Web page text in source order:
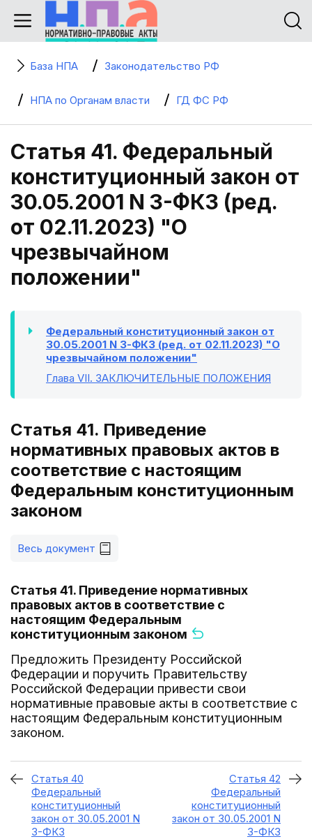
База НПА Законодательство РФ
НПА по Органам власти ГД ФС РФ
Статья 41. Федеральный
конституционный закон от
30.05.2001 N 3-ФКЗ (ред.
от 02.11.2023) "О
чрезвычайном
положении"
Федеральный конституционный закон от
30.05.2001 N 3-ФКЗ (ред. от 02.11.2023) "О
чрезвычайном положении"
Глава VII. ЗАКЛЮЧИТЕЛЬНЫЕ ПОЛОЖЕНИЯ
Статья 41. Приведение
нормативных правовых актов в
соответствие с настоящим
Федеральным конституционным
законом
Весь документ
Статья 41. Приведение нормативных
правовых актов в соответствие с
настоящим Федеральным
конституционным законом
Предложить Президенту Российской
Федерации и поручить Правительству
Российской Федерации привести свои
нормативные правовые акты в соответствие с
настоящим Федеральным конституционным
законом.
Статья 40
Федеральный
конституционный
закон от 30.05.2001 N
3-ФКЗ
Статья 42
Федеральный
конституционный
закон от 30.05.2001 N
3-ФКЗ